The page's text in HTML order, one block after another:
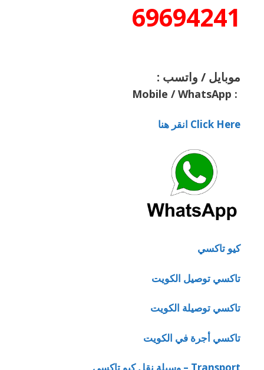
69694241
موبايل / واتسب :
:
Mobile / WhatsApp
Click Here انقر هنا
كيو تاكسي
تاكسي توصيل الكويت
تاكسي توصيلة الكويت
تاكسي أجرة في الكويت